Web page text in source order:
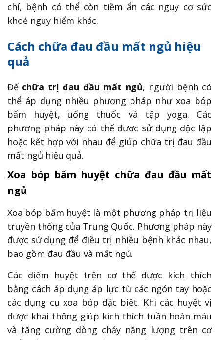
chí, bệnh có thể còn tiềm ẩn các nguy cơ sức
khoẻ nguy hiểm khác.
Cách chữa đau đầu mất ngủ hiệu
quả
Để chữa trị đau đầu mất ngủ, người bệnh có
thể áp dụng nhiều phương pháp như xoa bóp
bấm huyệt, uống thuốc và tập yoga. Các
phương pháp này có thể được sử dụng độc lập
hoặc kết hợp với nhau để giúp chữa trị đau đầu
mất ngủ hiệu quả.
Xoa bóp bấm huyệt chữa đau đầu mất
ngủ
Xoa bóp bấm huyệt là một phương pháp trị liệu
truyền thống của Trung Quốc. Phương pháp này
được sử dụng để điều trị nhiều bệnh khác nhau,
bao gồm đau đầu và mất ngủ.
Các điểm huyệt trên cơ thể được kích thích
bằng cách áp dụng áp lực từ các ngón tay hoặc
các dụng cụ xoa bóp đặc biệt. Khi các huyệt vị
được khai thông giúp kích thích tuần hoàn máu
và tăng cường dòng chảy năng lượng trên cơ